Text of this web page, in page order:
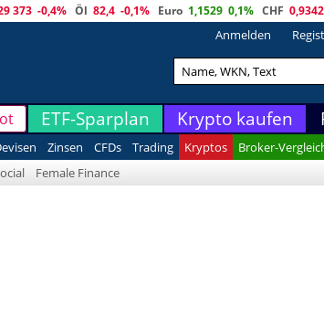
373 -0,4% Öl 82,4 -0,1% Euro 1,1529 0,1% CHF 0,9342
Anmelden
ETF-Sparplan Krypto kaufen
Zinsen CFDs Trading Kryptos
Broker-
Female Finance